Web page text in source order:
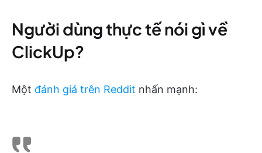
Người dùng thực tế nói gì về
ClickUp?
Một đánh giá trên Reddit nhấn mạnh: